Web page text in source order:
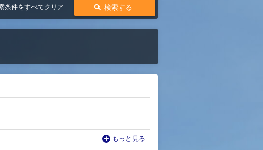
検索する
条件をすべてクリア
もっと見る